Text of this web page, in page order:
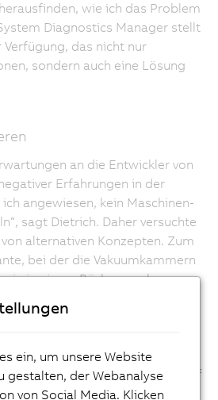
wie ich das Problem
Diagnostics Manager stellt
Verfügung, das nicht nur
sondern auch eine Lösung
an die Entwickler von
Erfahrungen in der
angewiesen, kein Maschinen-
sagt Dietrich. Daher versuchte
alternativen Konzepten. Zum
bei der die Vakuumkammern
in einem Bücherregal
Ende erwiesen sich fast alle
und es blieb nur eine
das Maschinen-Karussell. Im
Karussell, das Oxipack
stellte Dietrich sein Karussell auf
wurde der Platzbedarf
ein, um unsere Website
gestalten, der Webanalyse
von Social Media. Klicken